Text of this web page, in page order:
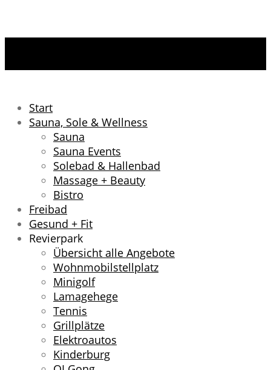
Start
Sauna, Sole & Wellness
Sauna
Sauna Events
Solebad & Hallenbad
Massage + Beauty
Bistro
Freibad
Gesund + Fit
Revierpark
Übersicht alle Angebote
Wohnmobilstellplatz
Minigolf
Lamagehege
Tennis
Grillplätze
Elektroautos
Kinderburg